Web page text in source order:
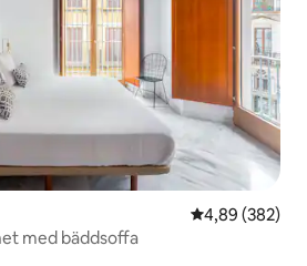
4,89 av 5 i
4,89 (382)
med bäddsoffa